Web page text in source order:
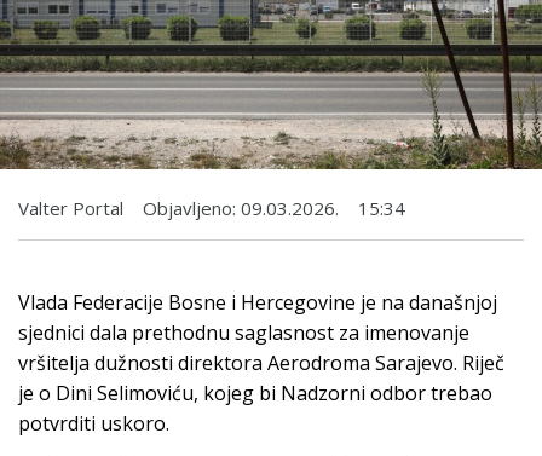
Valter Portal Objavljeno: 09.03.2026. 15:34
Vlada Federacije Bosne i Hercegovine je na današnjoj
sjednici dala prethodnu saglasnost za imenovanje
vršitelja dužnosti direktora Aerodroma Sarajevo. Riječ
je o Dini Selimoviću, kojeg bi Nadzorni odbor trebao
potvrditi uskoro.